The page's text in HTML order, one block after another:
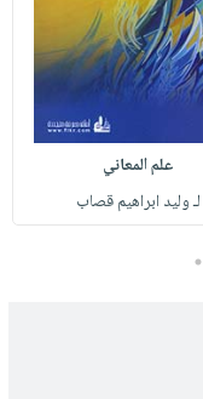
علم المعاني
لـ وليد ابراهيم قصاب
5